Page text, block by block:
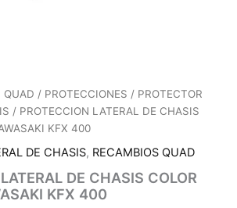
QUAD / PROTECCIONES / PROTECTOR
/ PROTECCION LATERAL DE CHASIS
KFX 400
DE CHASIS, RECAMBIOS QUAD
DE CHASIS COLOR
KFX 400